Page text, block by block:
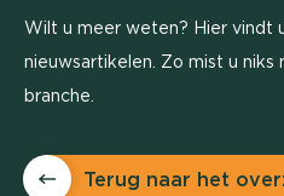
Wilt u meer weten? Hier vindt
nieuwsartikelen. Zo mist u
branche.
Terug naar het